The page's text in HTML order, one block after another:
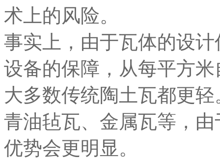
术上的风险。
事实上，由于瓦体的设
设备的保障，从每平方
大多数传统陶土瓦都更
青油毡瓦、金属瓦等，
优势会更明显。